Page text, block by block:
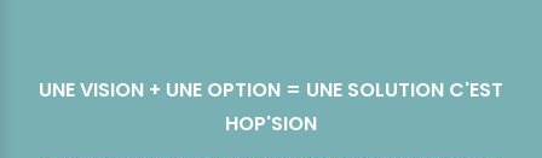
UNE VISION + UNE OPTION = UNE SOLUTION C'EST
HOP'SION